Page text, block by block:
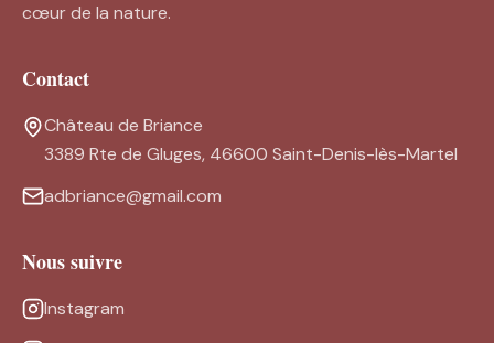
cœur de la nature.
Contact
Château de Briance
3389 Rte de Gluges, 46600 Saint-Denis-lès-Martel
adbriance@gmail.com
Nous suivre
Instagram